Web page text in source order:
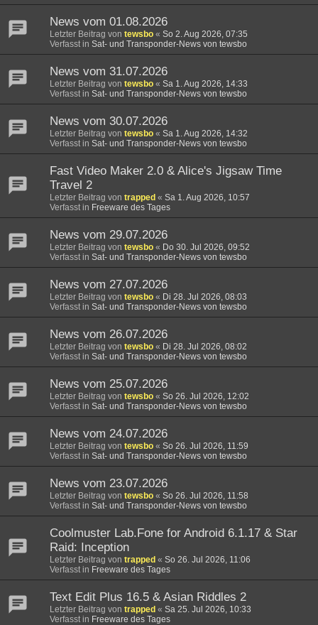
News vom 01.08.2026
Letzter Beitrag von tewsbo « So 2. Aug 2026, 07:35
Verfasst in Sat- und Transponder-News von tewsbo
News vom 31.07.2026
Letzter Beitrag von tewsbo « Sa 1. Aug 2026, 14:33
Verfasst in Sat- und Transponder-News von tewsbo
News vom 30.07.2026
Letzter Beitrag von tewsbo « Sa 1. Aug 2026, 14:32
Verfasst in Sat- und Transponder-News von tewsbo
Fast Video Maker 2.0 & Alice's Jigsaw Time
Travel 2
Letzter Beitrag von trapped « Sa 1. Aug 2026, 10:57
Verfasst in Freeware des Tages
News vom 29.07.2026
Letzter Beitrag von tewsbo « Do 30. Jul 2026, 09:52
Verfasst in Sat- und Transponder-News von tewsbo
News vom 27.07.2026
Letzter Beitrag von tewsbo « Di 28. Jul 2026, 08:03
Verfasst in Sat- und Transponder-News von tewsbo
News vom 26.07.2026
Letzter Beitrag von tewsbo « Di 28. Jul 2026, 08:02
Verfasst in Sat- und Transponder-News von tewsbo
News vom 25.07.2026
Letzter Beitrag von tewsbo « So 26. Jul 2026, 12:02
Verfasst in Sat- und Transponder-News von tewsbo
News vom 24.07.2026
Letzter Beitrag von tewsbo « So 26. Jul 2026, 11:59
Verfasst in Sat- und Transponder-News von tewsbo
News vom 23.07.2026
Letzter Beitrag von tewsbo « So 26. Jul 2026, 11:58
Verfasst in Sat- und Transponder-News von tewsbo
Coolmuster Lab.Fone for Android 6.1.17 & Star
Raid: Inception
Letzter Beitrag von trapped « So 26. Jul 2026, 11:06
Verfasst in Freeware des Tages
Text Edit Plus 16.5 & Asian Riddles 2
Letzter Beitrag von trapped « Sa 25. Jul 2026, 10:33
Verfasst in Freeware des Tages